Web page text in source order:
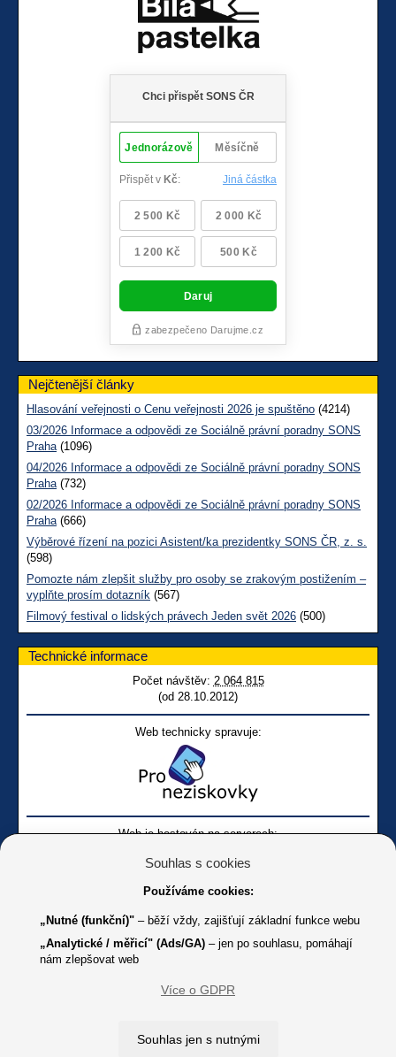
Nejčtenější články
Hlasování veřejnosti o Cenu veřejnosti 2026 je spuštěno (4214)
03/2026 Informace a odpovědi ze Sociálně právní poradny SONS
Praha(1096)
04/2026 Informace a odpovědi ze Sociálně právní poradny SONS
Praha(732)
02/2026 Informace a odpovědi ze Sociálně právní poradny SONS
Praha(666)
Výběrové řízení na pozici Asistent/ka prezidentky SONS ČR, z. s.
(598)
Pomozte nám zlepšit služby pro osoby se zrakovým postižením –
vyplňte prosím dotazník (567)
Filmový festival o lidských právech Jeden svět 2026 (500)
Technické informace
Počet návštěv: 2 064 815
(od 28.10.2012)
Web technicky spravuje:
Web je hostován na serverech:
Online
Youtube SONS
K jakémukoliv užití textů a obrázků uvedených na tomto serveru je
Souhlas s cookies
Používáme cookies:
„Nutné (funkční)" – běží vždy, zajišťují základní funkce webu
„Analytické / měřicí" (Ads/GA) – jen po souhlasu, pomáhají
nám zlepšovat web
Více o GDPR
Souhlas jen s nutnými